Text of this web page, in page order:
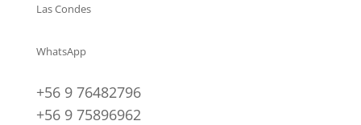
Las Condes
WhatsApp
+56 9 76482796
+56 9 75896962